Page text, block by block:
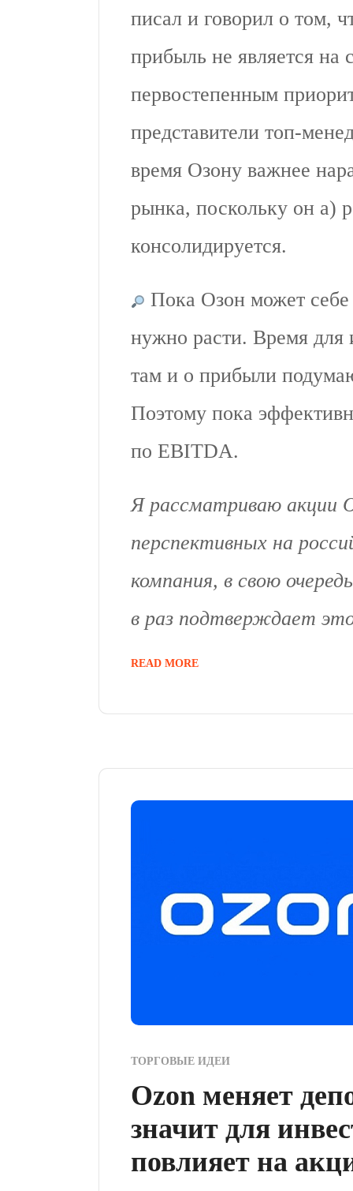
писал и говорил о том,
прибыль не является на
первостепенным
представители топ-
время Озону важнее
рынка, поскольку он а)
консолидируется.
Пока Озон может себе
нужно расти. Время для
там и о прибыли
Поэтому пока
по EBITDA.
Я рассматриваю акции
перспективных на
компания, в свою
в раз подтверждает
READ MORE
ТОРГОВЫЕ ИДЕИ
Ozon меняет
значит для
повлияет на